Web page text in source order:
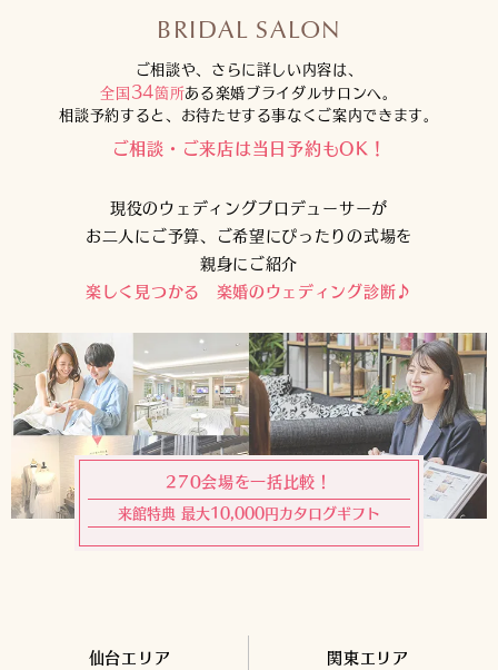
BRIDAL SALON
ご相談や、さらに詳しい内容は、
全国34箇所ある楽婚ブライダルサロンへ。
相談予約すると、お待たせする事なくご案内できます。
ご相談・ご来店は当日予約もOK！
現役のウェディングプロデューサーが
お二人にご予算、ご希望にぴったりの式場を
親身にご紹介
楽しく見つかる 楽婚のウェディング診断♪
270会場を一括比較！
来館特典 最大10,000円カタログギフト
仙台エリア 関東エリア